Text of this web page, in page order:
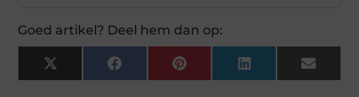
Goed artikel? Deel hem dan op:
X
(Twitter)
FacebookPinterestLinkedInEmail